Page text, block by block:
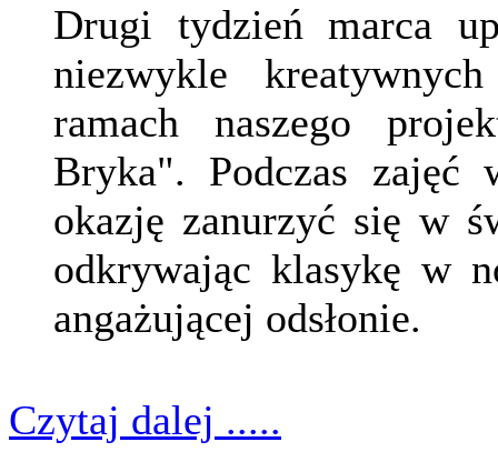
Drugi tydzień marca
niezwykle
ramach naszego
Bryka". Podczas zajęć
okazję zanurzyć się w
odkrywając klasykę w
angażującej odsłonie.
Czytaj dalej .....